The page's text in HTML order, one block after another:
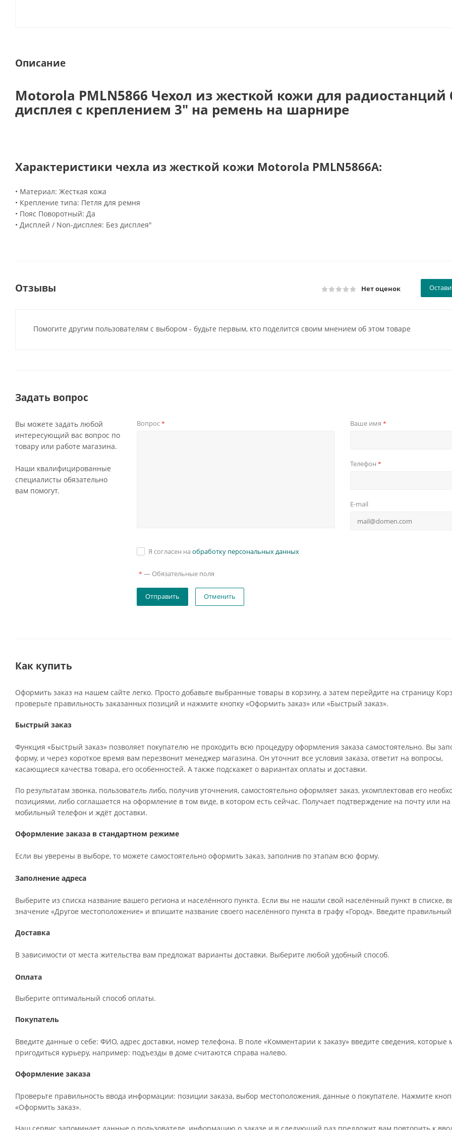
Описание
Motorola PMLN5866 Чехол из жесткой кожи для радиостанций
дисплея с креплением 3" на ремень на шарнире
Характеристики чехла из жесткой кожи Motorola PMLN5866A:
• Материал: Жесткая кожа
• Крепление типа: Петля для ремня
• Пояс Поворотный: Да
• Дисплей / Non-дисплея: Без дисплея"
Отзывы Нет оценок
Помогите другим пользователям с выбором - будьте первым, кто поделится своим мнением об этом товаре
Задать вопрос
Вы можете задать любой
интересующий вас вопрос по
товару или работе магазина.
Наши квалифицированные
специалисты обязательно
вам помогут.
Вопрос* Ваше имя *
Телефон *
E-mail
Я согласен наобработку персональных данных
* — Обязательные поля
Отменить
Как купить
Оформить заказ на нашем сайте легко. Просто добавьте выбранные товары в корзину, а затем перейдите на страницу
проверьте правильность заказанных позиций и нажмите кнопку «Оформить заказ» или «Быстрый заказ».
Быстрый заказ
Функция «Быстрый заказ» позволяет покупателю не проходить всю процедуру оформления заказа самостоятельно. Вы
форму, и через короткое время вам перезвонит менеджер магазина. Он уточнит все условия заказа, ответит на вопросы,
касающиеся качества товара, его особенностей. А также подскажет о вариантах оплаты и доставки.
По результатам звонка, пользователь либо, получив уточнения, самостоятельно оформляет заказ, укомплектовав его
позициями, либо соглашается на оформление в том виде, в котором есть сейчас. Получает подтверждение на почту или на
мобильный телефон и ждёт доставки.
Оформление заказа в стандартном режиме
Если вы уверены в выборе, то можете самостоятельно оформить заказ, заполнив по этапам всю форму.
Заполнение адреса
Выберите из списка название вашего региона и населённого пункта. Если вы не нашли свой населённый пункт в списке,
значение «Другое местоположение» и впишите название своего населённого пункта в графу «Город». Введите
Доставка
В зависимости от места жительства вам предложат варианты доставки. Выберите любой удобный способ.
Оплата
Выберите оптимальный способ оплаты.
Покупатель
Введите данные о себе: ФИО, адрес доставки, номер телефона. В поле «Комментарии к заказу» введите сведения, которые
пригодиться курьеру, например: подъезды в доме считаются справа налево.
Оформление заказа
Проверьте правильность ввода информации: позиции заказа, выбор местоположения, данные о покупателе. Нажмите
«Оформить заказ».